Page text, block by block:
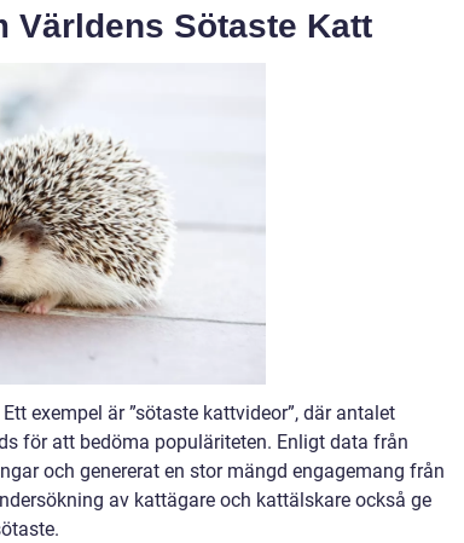
Världens Sötaste Katt
exempel är ”sötaste kattvideor”, där antalet
för att bedöma populäriteten. Enligt data från
och genererat en stor mängd engagemang från
av kattägare och kattälskare också ge